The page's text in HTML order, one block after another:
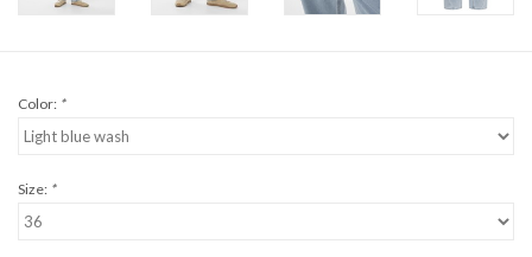
Color: *
Size: *